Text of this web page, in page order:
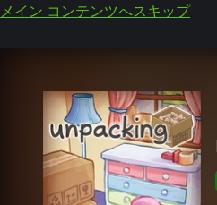
メイン コンテンツへスキップ